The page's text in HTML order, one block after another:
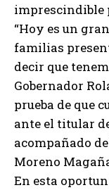
imprescindible
“Hoy es un
familias
decir que
Gobernador
prueba de que
ante el titular
acompañado
Moreno
En esta